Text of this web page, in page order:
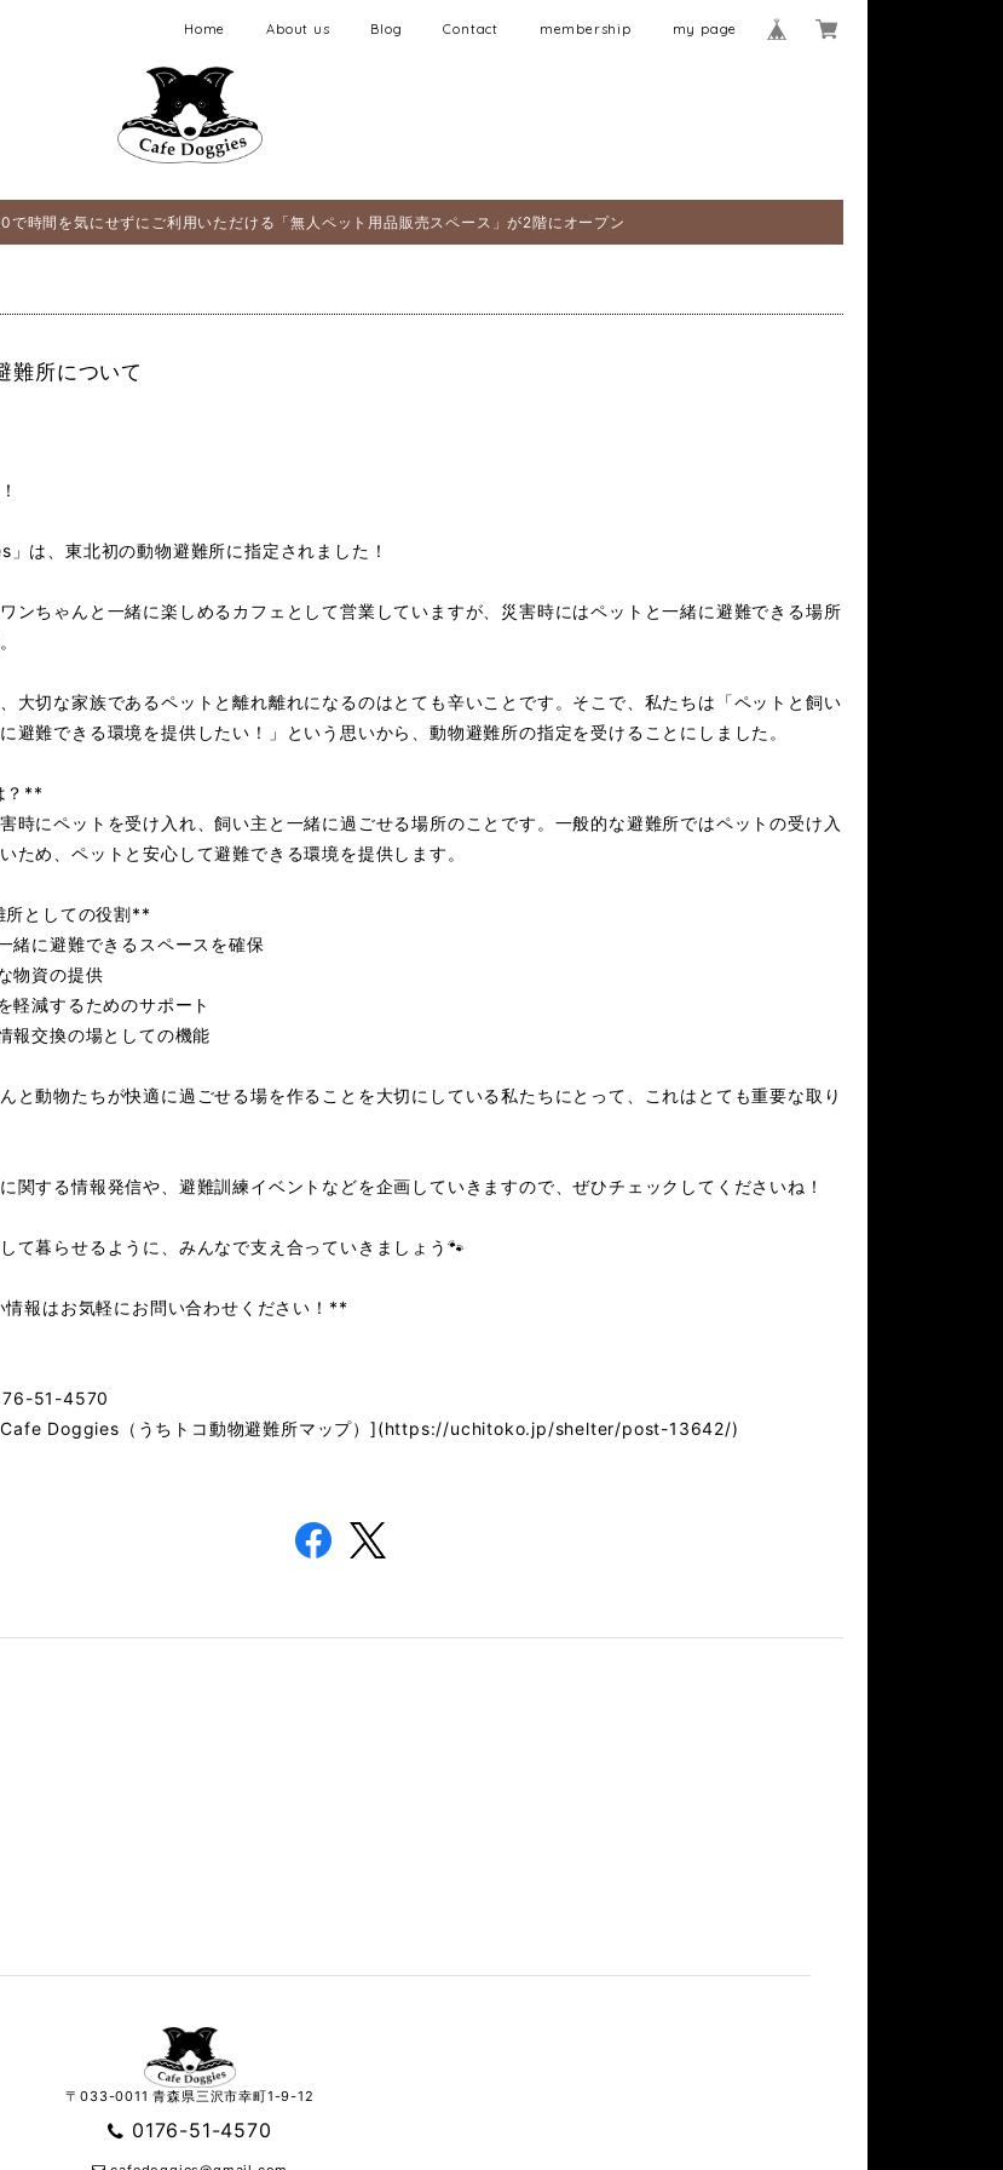
Home About us Blog Contact membership my page
時間を気にせずにご利用いただける「無人ペット用品販売スペース」が2階にオープン
難所について
は、東北初の動物避難所に指定されました！
ンちゃんと一緒に楽しめるカフェとして営業していますが、災害時にはペットと一緒に避難できる場所
大切な家族であるペットと離れ離れになるのはとても辛いことです。そこで、私たちは「ペットと飼い
避難できる環境を提供したい！」という思いから、動物避難所の指定を受けることにしました。
？**
時にペットを受け入れ、飼い主と一緒に過ごせる場所のことです。一般的な避難所ではペットの受け入
ため、ペットと安心して避難できる環境を提供します。
としての役割**
緒に避難できるスペースを確保
物資の提供
軽減するためのサポート
報交換の場としての機能
と動物たちが快適に過ごせる場を作ることを大切にしている私たちにとって、これはとても重要な取り
関する情報発信や、避難訓練イベントなどを企画していきますので、ぜひチェックしてくださいね！
て暮らせるように、みんなで支え合っていきましょう🐾
報はお気軽にお問い合わせください！**
51-4570
[Cafe Doggies（うちトコ動物避難所マップ）](https://uchitoko.jp/shelter/post-13642/)
〒033-0011 青森県三沢市幸町1-9-12
0176-51-4570